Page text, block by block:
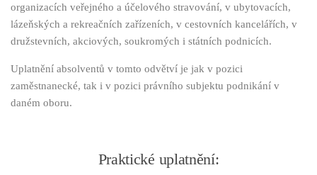
Maturita
Uplatnění
Pro rodiče
Soubory ke stažení
organizacích veřejného a účelového stravování, v ubytovacích,
lázeňských a rekreačních zařízeních, v cestovních kancelářích, v
družstevních, akciových, soukromých i státních podnicích.
Uplatnění absolventů v tomto odvětví je jak v pozici
zaměstnanecké, tak i v pozici právního subjektu podnikání v
daném oboru.
Praktické uplatnění: